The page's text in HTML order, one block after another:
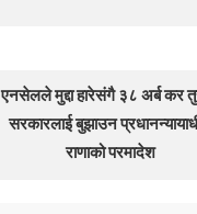
एनसेलले मुद्दा हारेसंगै ३८ अर्ब कर
सरकारलाई बुझाउन
राणाको परमादेश